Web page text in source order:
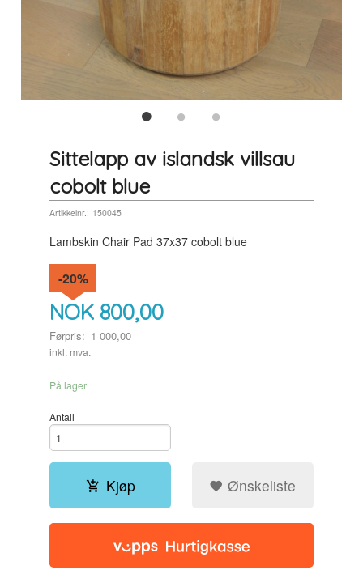
Sittelapp av islandsk villsau
cobolt blue
Artikkelnr.: 150045
Lambskin Chair Pad 37x37 cobolt blue
NOK 800,00
Førpris: 1 000,00
Rabatt
-20%
inkl. mva.
På lager
Antall
Kjøp Ønskeliste